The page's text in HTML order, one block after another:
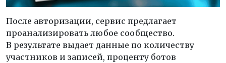
После авторизации, сервис предлагает
проанализировать любое сообщество.
В результате выдает данные по количеству
участников и записей, проценту ботов